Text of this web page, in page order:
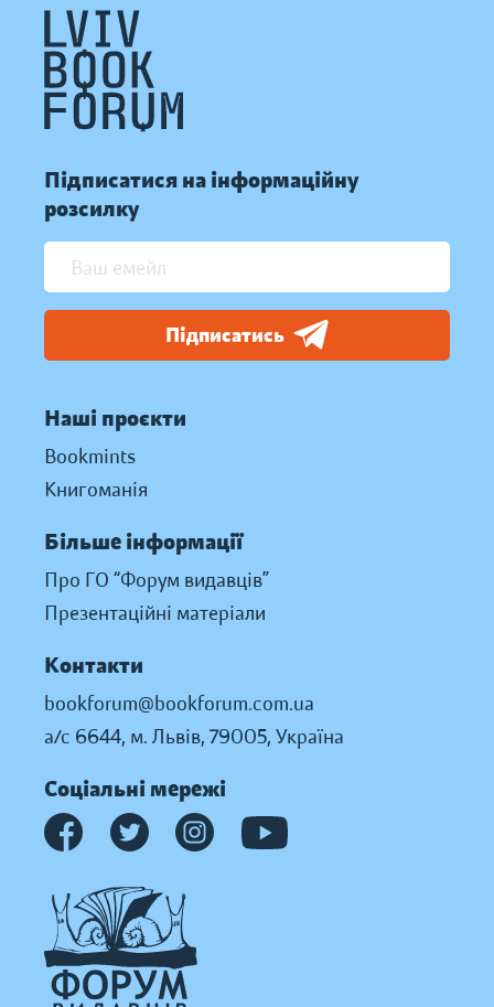
Підписатися на інформаційну
розсилку
Підписатись
Наші проєкти
Bookmints
Книгоманія
Більше інформації
Про ГО “Форум видавців”
Презентаційні матеріали
Контакти
bookforum@bookforum.com.ua
а/с 6644, м. Львів, 79005, Україна
Соціальні мережі